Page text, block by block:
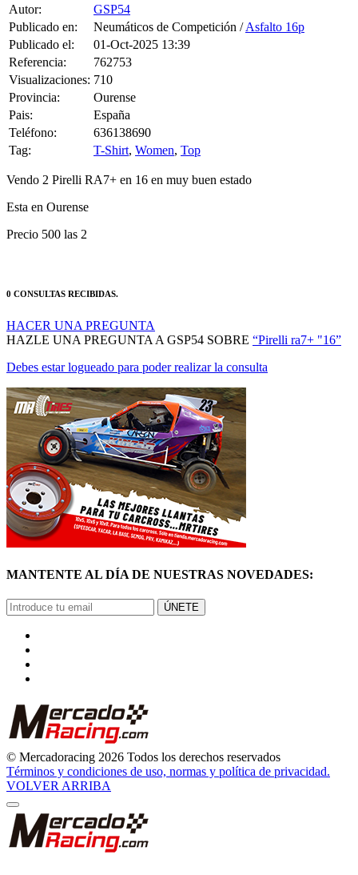
Autor:
GSP54
Publicado en:
Neumáticos de Competición /Asfalto 16p
Publicado el:
01-Oct-2025 13:39
Referencia:
762753
Visualizaciones: 710
Provincia:
Ourense
Pais:
España
Teléfono:
636138690
Tag:
T-Shirt, Women, Top
Vendo 2 Pirelli RA7+ en 16 en muy buen estado
Esta en Ourense
Precio 500 las 2
0 CONSULTAS RECIBIDAS.
HACER UNA PREGUNTA
HAZLE UNA PREGUNTA A GSP54 SOBRE “Pirelli ra7+ "16”
Debes estar logueado para poder realizar la consulta
MANTENTE AL DÍA DE NUESTRAS NOVEDADES:
ÚNETE
© Mercadoracing 2026 Todos los derechos reservados
Términos y condiciones de uso, normas y política de privacidad.
VOLVER ARRIBA